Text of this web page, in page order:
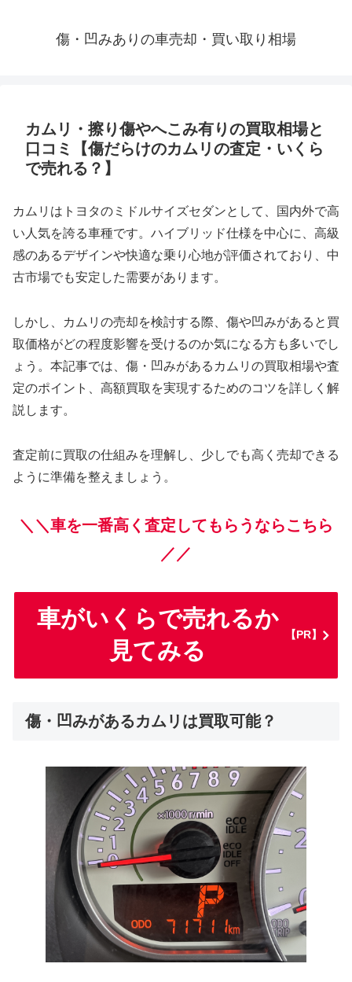
傷・凹みありの車売却・買い取り相場
カムリ・擦り傷やへこみ有りの買取相場と
口コミ【傷だらけのカムリの査定・いくら
で売れる？】
カムリはトヨタのミドルサイズセダンとして、国内外で高
い人気を誇る車種です。ハイブリッド仕様を中心に、高級
感のあるデザインや快適な乗り心地が評価されており、中
古市場でも安定した需要があります。
しかし、カムリの売却を検討する際、傷や凹みがあると買
取価格がどの程度影響を受けるのか気になる方も多いでし
ょう。本記事では、傷・凹みがあるカムリの買取相場や査
定のポイント、高額買取を実現するためのコツを詳しく解
説します。
査定前に買取の仕組みを理解し、少しでも高く売却できる
ように準備を整えましょう。
＼＼車を一番高く査定してもらうならこちら
／／
車がいくらで売れるか
見てみる
【PR】
傷・凹みがあるカムリは買取可能？